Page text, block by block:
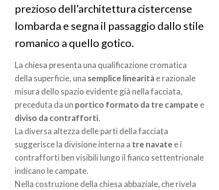
prezioso dell’architettura cistercense
lombarda e segna il passaggio dallo stile
romanico a quello gotico.
La chiesa presenta una qualificazione cromatica
della superficie, una semplice linearitàe razionale
misura dello spazio evidente già nella facciata,
preceduta da un portico formato da tre campate e
diviso da contrafforti.
La diversa altezza delle parti della facciata
suggerisce la divisione interna a tre navate e i
contrafforti ben visibili lungo il fianco settentrionale
indicano le campate.
Nella costruzione della chiesa abbaziale, che rivela